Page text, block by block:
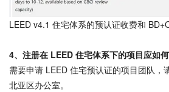
LEED v4.1 住宅体系的预认证收费和
4、 注册在 LEED 住宅体系下的项目应如
需要申请 LEED 住宅预认证的项目团队，
北亚区办公室。